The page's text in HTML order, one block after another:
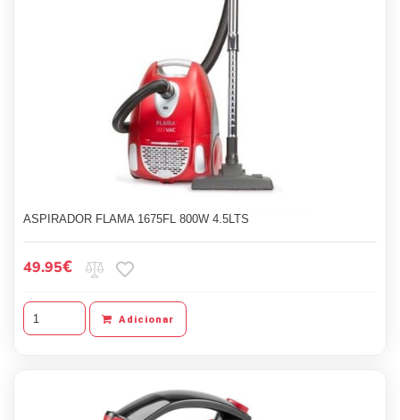
ASPIRADOR FLAMA 1675FL 800W 4.5LTS
49.95€
Adicionar